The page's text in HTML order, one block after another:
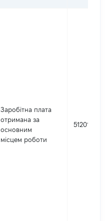
Заробітна плата
отримана за
основним
місцем роботи
512018